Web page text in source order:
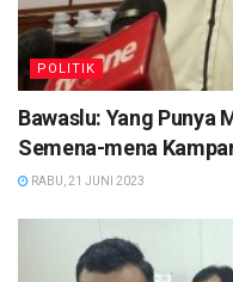
POLITIK
Bawaslu: Yang Punya
Semena-mena
RABU, 21 JUNI 2023